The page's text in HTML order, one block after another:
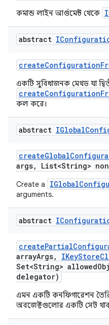
কমান্ড লাইন আর্গুমেন্ট থেকে
abstract
createConfiguration
একটি সুবিধাজনক মেথড যা
কল করে।
abstract IGlobal
createGlobal
args, List<String> non
Create a
arguments.
abstract
createPartial
arrayArgs, IKeyStore
Set<String> allowed
delegator)
এমন একটি কনফিগারেশন
অবজেক্টগুলোর একটি সেট